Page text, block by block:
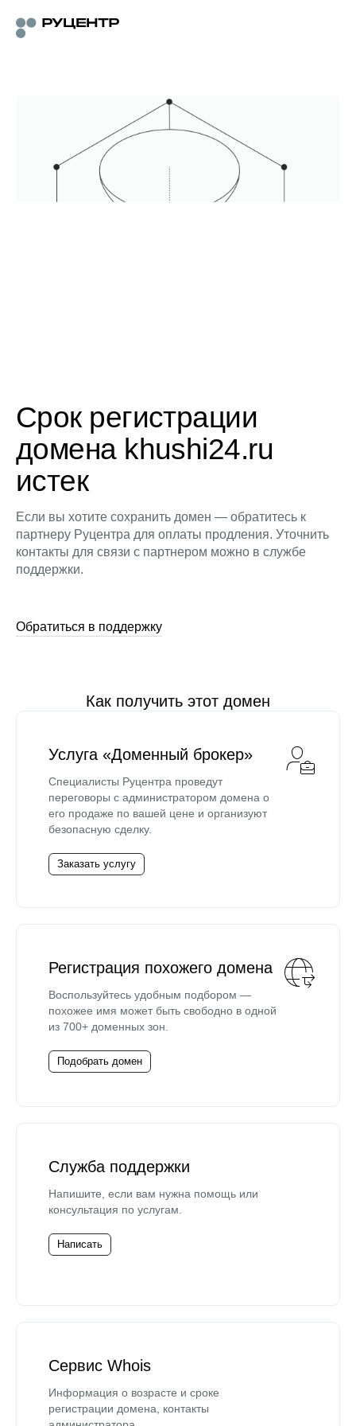
Срок регистрации
домена khushi24.ru
истек
Если вы хотите сохранить домен — обратитесь к
партнеру Руцентра для оплаты продления. Уточнить
контакты для связи с партнером можно в службе
поддержки.
Обратиться в поддержку
Как получить этот домен
Услуга «Доменный брокер»
Специалисты Руцентра проведут
переговоры с администратором домена о
его продаже по вашей цене и организуют
безопасную сделку.
Заказать услугу
Регистрация похожего домена
Воспользуйтесь удобным подбором —
похожее имя может быть свободно в одной
из 700+ доменных зон.
Подобрать домен
Служба поддержки
Напишите, если вам нужна помощь или
консультация по услугам.
Написать
Сервис Whois
Информация о возрасте и сроке
регистрации домена, контакты